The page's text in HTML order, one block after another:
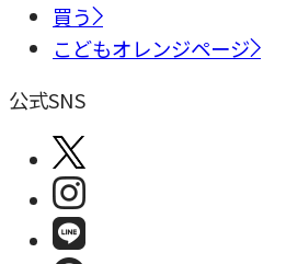
買う
こどもオレンジページ
公式SNS